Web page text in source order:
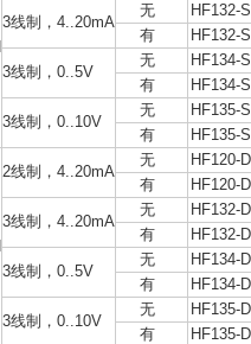
3线制，4..20mA
无
HF132-
有
HF132-
3线制，0..5V
无
HF134-
有
HF134-
3线制，0..10V
无
HF135-
有
HF135-
2线制，4..20mA
无
HF120-
有
HF120-
3线制，4..20mA
无
HF132-
有
HF132-
3线制，0..5V
无
HF134-
有
HF134-
3线制，0..10V
无
HF135-
有
HF135-